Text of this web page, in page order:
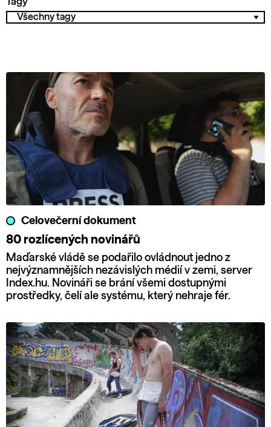
Celovečerní dokument
80 rozlícených novinářů
Maďarské vládě se podařilo ovládnout jedno z
nejvýznamnějších nezávislých médií v zemi, server
Index.hu. Novináři se brání všemi dostupnými
prostředky, čelí ale systému, který nehraje fér.